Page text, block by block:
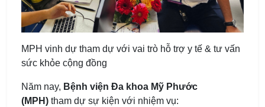
MPH vinh dự tham dự với vai trò hỗ trợ y tế & tư vấn
sức khỏe cộng đồng
Năm nay, Bệnh viện Đa khoa Mỹ Phước
(MPH) tham dự sự kiện với nhiệm vụ: